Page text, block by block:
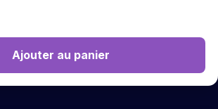
Ajouter au panier